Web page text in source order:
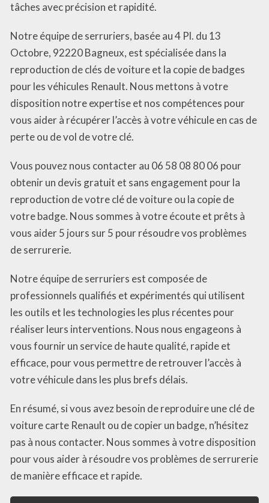
tâches avec précision et rapidité.
Notre équipe de serruriers, basée au 4 Pl. du 13
Octobre, 92220 Bagneux, est spécialisée dans la
reproduction de clés de voiture et la copie de badges
pour les véhicules Renault. Nous mettons à votre
disposition notre expertise et nos compétences pour
vous aider à récupérer l’accès à votre véhicule en cas de
perte ou de vol de votre clé.
Vous pouvez nous contacter au 06 58 08 80 06 pour
obtenir un devis gratuit et sans engagement pour la
reproduction de votre clé de voiture ou la copie de
votre badge. Nous sommes à votre écoute et prêts à
vous aider 5 jours sur 5 pour résoudre vos problèmes
de serrurerie.
Notre équipe de serruriers est composée de
professionnels qualifiés et expérimentés qui utilisent
les outils et les technologies les plus récentes pour
réaliser leurs interventions. Nous nous engageons à
vous fournir un service de haute qualité, rapide et
efficace, pour vous permettre de retrouver l’accès à
votre véhicule dans les plus brefs délais.
En résumé, si vous avez besoin de reproduire une clé de
voiture carte Renault ou de copier un badge, n’hésitez
pas à nous contacter. Nous sommes à votre disposition
pour vous aider à résoudre vos problèmes de serrurerie
de manière efficace et rapide.